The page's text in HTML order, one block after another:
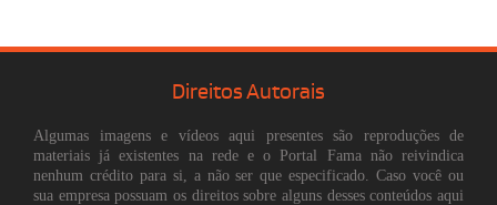
Direitos Autorais
Algumas imagens e vídeos aqui presentes são reproduções de
materiais já existentes na rede e o Portal Fama não reivindica
nenhum crédito para si, a não ser que especificado. Caso você ou
sua empresa possuam os direitos sobre alguns desses conteúdos aqui